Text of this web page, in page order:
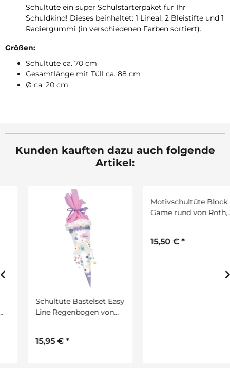
Schultüte ein super Schulstarterpaket für Ihr
Schuldkind! Dieses beinhaltet: 1 Lineal, 2 Bleistifte und 1
Radiergummi (in verschiedenen Farben sortiert).
Größen:
Schultüte ca. 70 cm
Gesamtlänge mit Tüll ca. 88 cm
Ø ca. 20 cm
Kunden kauften dazu auch folgende
Artikel:
Schultüte Bastelset Easy
Line Regenbogen von
GRATIS
15,95 €*